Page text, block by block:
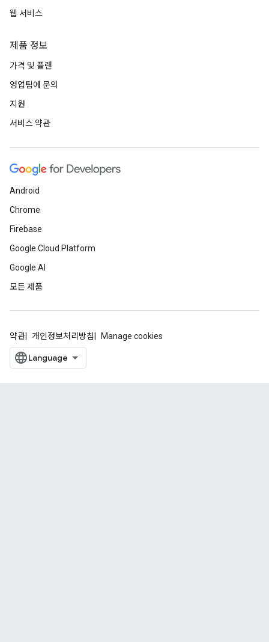
웹 서비스
제품 정보
가격 및 플랜
영업팀에 문의
지원
서비스 약관
Android
Chrome
Firebase
Google Cloud Platform
Google AI
모든 제품
약관 개인정보처리방침 Manage cookies